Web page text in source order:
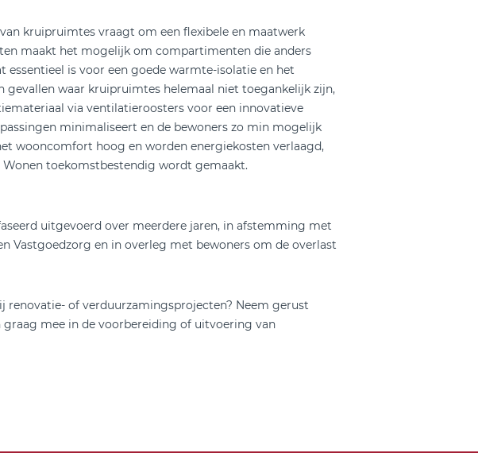
kruipruimtes vraagt om een flexibele en maatwerk
maakt het mogelijk om compartimenten die anders
essentieel is voor een goede warmte-isolatie en het
gevallen waar kruipruimtes helemaal niet toegankelijk zijn,
via ventilatieroosters voor een innovatieve
minimaliseert en de bewoners zo min mogelijk
wooncomfort hoog en worden energiekosten verlaagd,
toekomstbestendig wordt gemaakt.
uitgevoerd over meerdere jaren, in afstemming met
Vastgoedzorg en in overleg met bewoners om de overlast
renovatie- of verduurzamingsprojecten? Neem gerust
mee in de voorbereiding of uitvoering van